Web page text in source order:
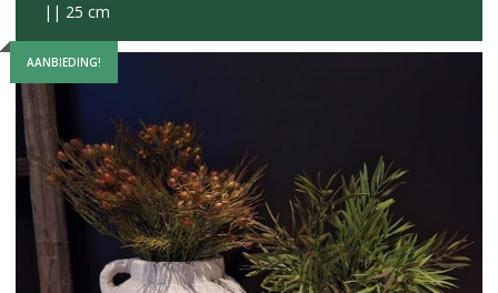
|| 25 cm
AANBIEDING!